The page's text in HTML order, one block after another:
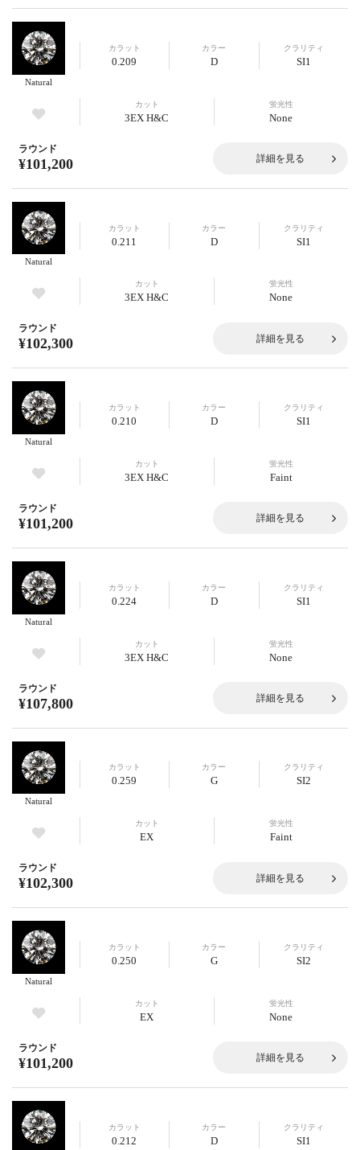
Natural
カラット
0.209
カラー
D
クラリティ
SI1
カット
3EX H&C
蛍光性
None
ラウンド
¥101,200 詳細を見る
Natural
カラット
0.211
カラー
D
クラリティ
SI1
カット
3EX H&C
蛍光性
None
ラウンド
¥102,300 詳細を見る
Natural
カラット
0.210
カラー
D
クラリティ
SI1
カット
3EX H&C
蛍光性
Faint
ラウンド
¥101,200 詳細を見る
Natural
カラット
0.224
カラー
D
クラリティ
SI1
カット
3EX H&C
蛍光性
None
ラウンド
¥107,800 詳細を見る
Natural
カラット
0.259
カラー
G
クラリティ
SI2
カット
EX
蛍光性
Faint
ラウンド
¥102,300 詳細を見る
Natural
カラット
0.250
カラー
G
クラリティ
SI2
カット
EX
蛍光性
None
ラウンド
¥101,200 詳細を見る
カラット
0.212
カラー
D
クラリティ
SI1